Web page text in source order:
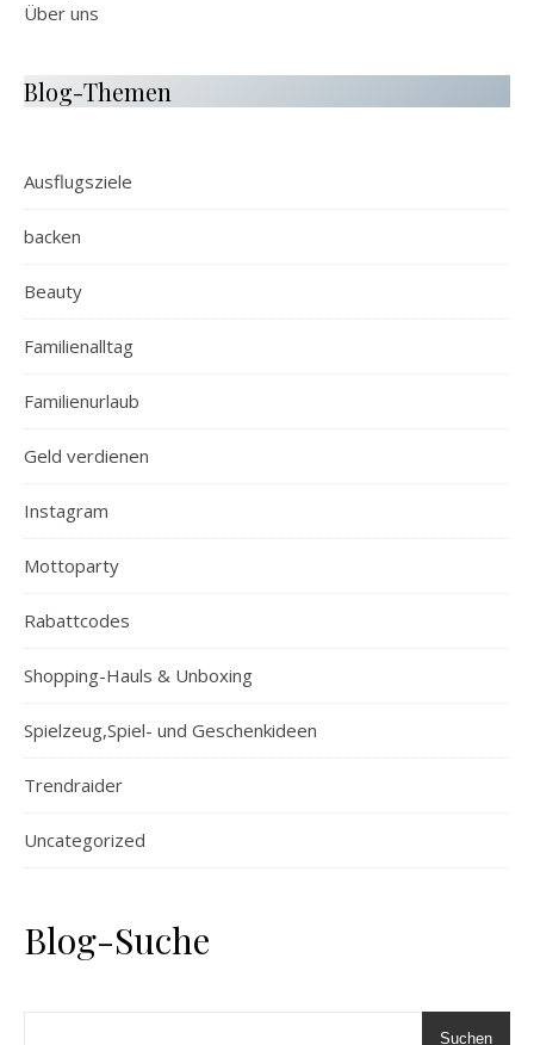
Über uns
Blog-Themen
Ausflugsziele
backen
Beauty
Familienalltag
Familienurlaub
Geld verdienen
Instagram
Mottoparty
Rabattcodes
Shopping-Hauls & Unboxing
Spielzeug,Spiel- und Geschenkideen
Trendraider
Uncategorized
Blog-Suche
Suchen